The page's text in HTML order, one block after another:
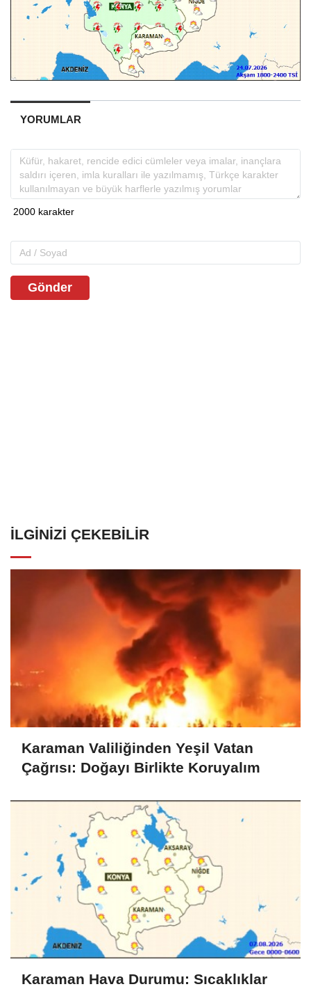
YORUMLAR
Gönder
İLGINIZI ÇEKEBILIR
Karaman Valiliğinden Yeşil Vatan
Çağrısı: Doğayı Birlikte Koruyalım
Karaman Hava Durumu: Sıcaklıklar